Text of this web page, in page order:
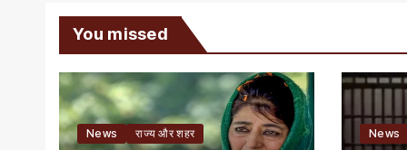
You missed
News राज्य और शहर News